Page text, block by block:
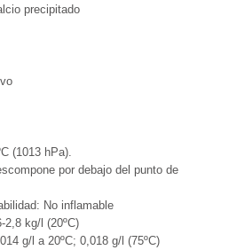
precipitado
(1013 hPa).
por debajo del punto de
No inflamable
2,8 kg/l (20ºC)
g/l a 20ºC; 0,018 g/l (75ºC)